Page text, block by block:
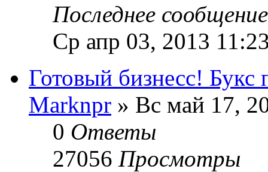
Последнее
Ср апр 03, 2013
Готовый бизнесс!
Marknpr » Вс май 17,
0 Ответы
27056 Просмотры